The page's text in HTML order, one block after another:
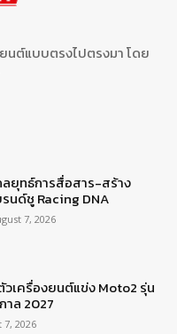
ยนต์แบบตรงไปตรงมา โดย
ลยุทธ์การสื่อสาร-สร้าง
นด์ชู Racing DNA
7, 2026
เครื่องยนต์แข่ง Moto2 รุ่น
าล 2027
7, 2026